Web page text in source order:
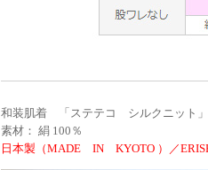
和装肌着 「ステテコ シルクニット
素材： 絹 100％
日本製（MADE IN KYOTO ）／